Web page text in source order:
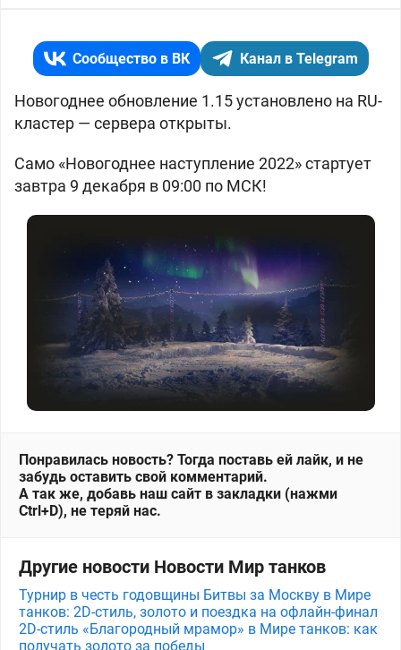
Сообщество в ВК Канал в Telegram
Новогоднее обновление 1.15 установлено на RU-
кластер — сервера открыты.
Само «Новогоднее наступление 2022» стартует
завтра 9 декабря в 09:00 по МСК!
Понравилась новость? Тогда поставь ей лайк, и не
забудь оставить свой комментарий.
А так же, добавь наш сайт в закладки (нажми
Ctrl+D), не теряй нас.
Другие новости Новости Мир танков
Турнир в честь годовщины Битвы за Москву в Мире
танков: 2D-стиль, золото и поездка на офлайн-финал
2D-стиль «Благородный мрамор» в Мире танков: как
получать золото за победы